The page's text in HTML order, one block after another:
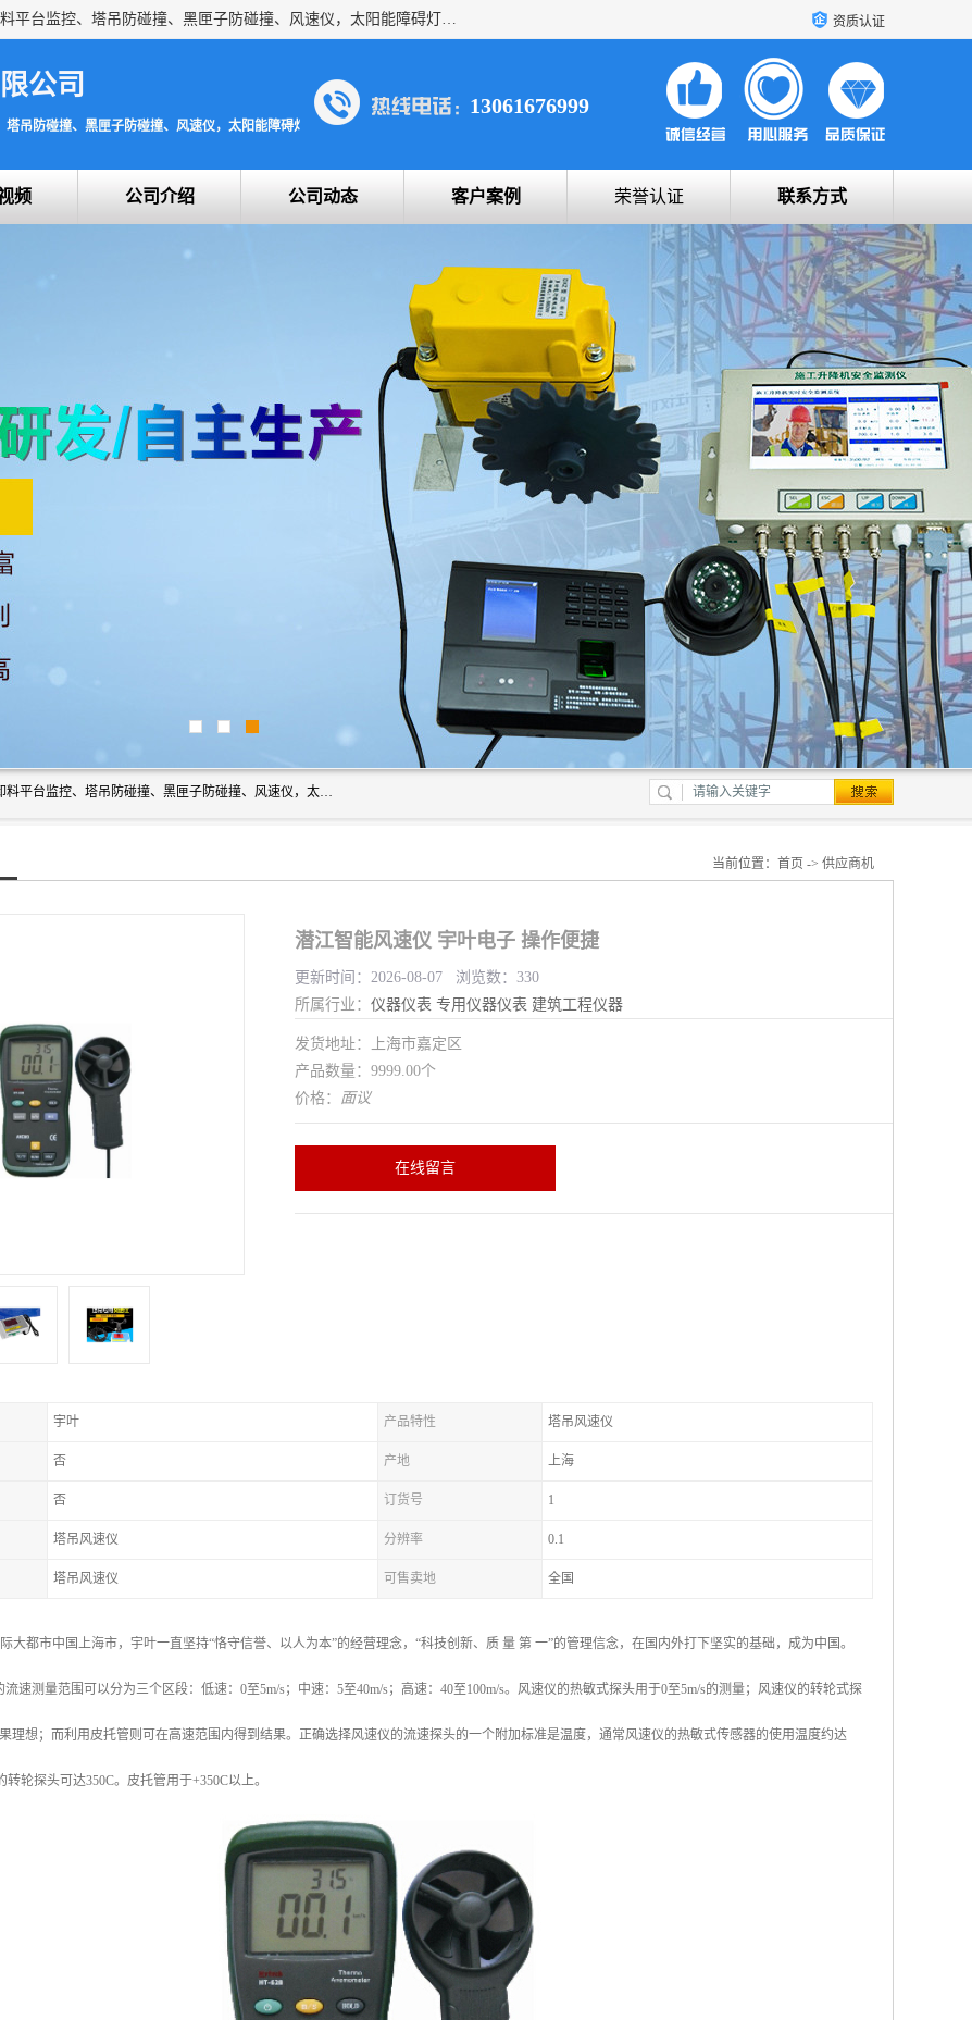
上海宇叶电子科技有限公司是吊钩视频监控、升降机监控、卸料平台监控、塔吊防碰撞、黑匣子防碰撞、风速仪，太阳能障碍灯安全提示灯等一系列升降机的常用配件产品专业研发生产加工的公司，拥有完整、科学的质量管理体系。 资质认证
公司
吊防碰撞、黑匣子防碰撞、风速仪，太阳能障碍灯安全提示灯
13061676999
频 公司介绍 公司动态 客户案例 荣誉认证 联系方式
上海宇叶电子科技有限公司是吊钩视频监控、升降机监控、卸料平台监控、塔吊防碰撞、黑匣子防碰撞、风速仪，太阳能障碍灯安全提示灯等一系列升降机的常用配件产品专业研发生产加工的公司，拥有完整、科学的质量管理体系。
当前位置： 首页 -> 供应商机
潜江智能风速仪 宇叶电子 操作便捷
更新时间：2026-08-07 浏览数：330
所属行业： 仪器仪表 专用仪器仪表 建筑工程仪器
发货地址：上海市嘉定区
产品数量：9999.00个
价格： 面议
在线留言
宇叶 产品特性 塔吊风速仪
否 产地 上海
否 订货号 1
塔吊风速仪 分辨率 0.1
塔吊风速仪 可售卖地 全国
大都市中国上海市，宇叶一直坚持“恪守信誉、以人为本”的经营理念，“科技创新、质 量 第 一”的管理信念，在国内外打下坚实的基础，成为中国。
流速测量范围可以分为三个区段：低速：0至5m/s；中速：5至40m/s；高速：40至100m/s。风速仪的热敏式探头用于0至5m/s的测量；风速仪的转轮式探
理想；而利用皮托管则可在高速范围内得到结果。正确选择风速仪的流速探头的一个附加标准是温度，通常风速仪的热敏式传感器的使用温度约达
轮探头可达350C。皮托管用于+350C以上。